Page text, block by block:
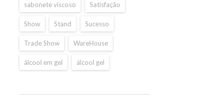
sabonete viscoso Satisfação
Show Stand Sucesso
Trade Show WareHouse
álcool em gel álcool gel